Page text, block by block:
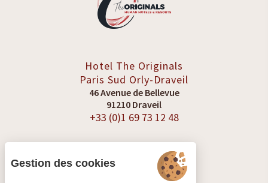
Hotel The Originals
Paris Sud Orly-Draveil
46 Avenue de Bellevue
91210 Draveil
+33 (0)1 69 73 12 48
VOIR LES AVIS
Gestion des cookies